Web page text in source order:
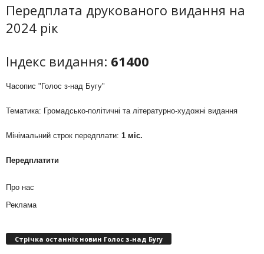
Передплата друкованого видання на
2024 рік
Індекс видання: 61400
Часопис "Голос з-над Бугу"
Тематика: Громадсько-політичні та літературно-художні видання
Мінімальний строк передплати: 1 міс.
Передплатити
Про нас
Реклама
Стрічка останніх новин Голос з-над Бугу